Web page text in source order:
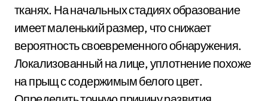
тканях. На начальных стадиях образование
имеет маленький размер, что снижает
вероятность своевременного обнаружения.
Локализованный на лице, уплотнение похоже
на прыщ с содержимым белого цвет.